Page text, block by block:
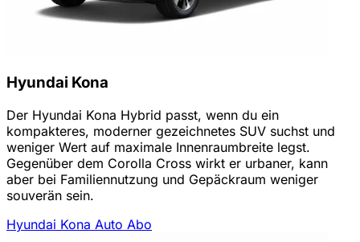
Hyundai Kona
Der Hyundai Kona Hybrid passt, wenn du ein
kompakteres, moderner gezeichnetes SUV suchst und
weniger Wert auf maximale Innenraumbreite legst.
Gegenüber dem Corolla Cross wirkt er urbaner, kann
aber bei Familiennutzung und Gepäckraum weniger
souverän sein.
Hyundai Kona Auto Abo